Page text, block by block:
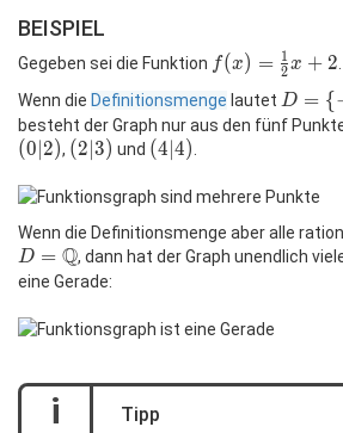
BEISPIEL
Gegeben sei die Funktion f(x) = 2
1 x + 2
Wenn die Definitionsmenge lautet D=\
{-4,-
D = {
besteht der Graph nur aus den fünf
(0 2), (2|3)
(2 3) und (4|4)
(4 4)
Wenn die Definitionsmenge aber alle
D=\mathbb{Q}
D = Q, dann hat der Graph unendlich
eine Gerade:
i Tipp